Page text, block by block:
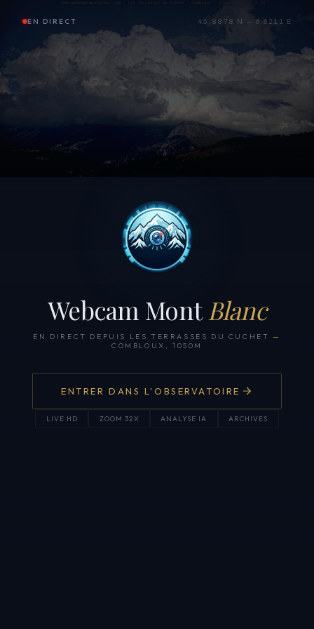
EN DIRECT 45.8878 N — 6.6211 E
Webcam Mont Blanc
EN DIRECT DEPUIS LES TERRASSES DU CUCHET —
COMBLOUX, 1050M
ENTRER DANS L'OBSERVATOIRE
LIVE HD ZOOM 32X ANALYSE IA ARCHIVES